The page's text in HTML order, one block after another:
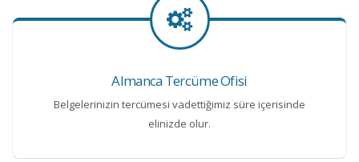
Almanca Tercüme Ofisi
Belgelerinizin tercümesi vadettiğimiz süre içerisinde
elinizde olur.